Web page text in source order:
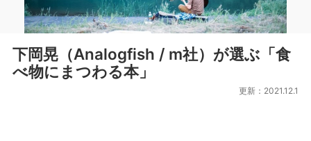
下岡晃（Analogfish / m社）が選ぶ「食
べ物にまつわる本」
更新：2021.12.1